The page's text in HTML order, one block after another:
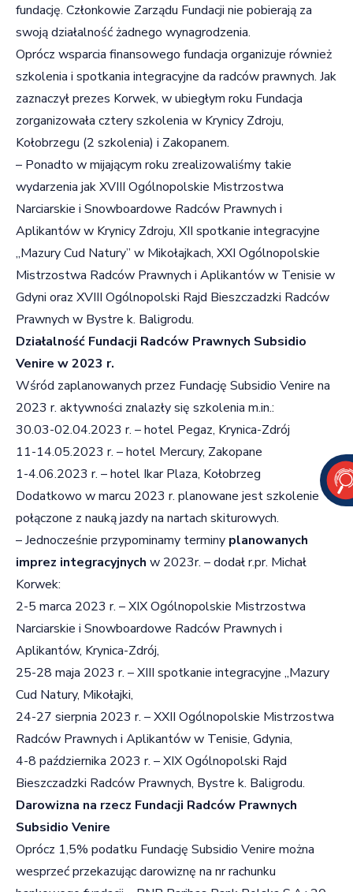
fundację. Członkowie Zarządu Fundacji nie pobierają za
swoją działalność żadnego wynagrodzenia.
Oprócz wsparcia finansowego fundacja organizuje również
szkolenia i spotkania integracyjne da radców prawnych. Jak
zaznaczył prezes Korwek, w ubiegłym roku Fundacja
zorganizowała cztery szkolenia w Krynicy Zdroju,
Kołobrzegu (2 szkolenia) i Zakopanem.
– Ponadto w mijającym roku zrealizowaliśmy takie
wydarzenia jak XVIII Ogólnopolskie Mistrzostwa
Narciarskie i Snowboardowe Radców Prawnych i
Aplikantów w Krynicy Zdroju, XII spotkanie integracyjne
„Mazury Cud Natury” w Mikołajkach, XXI Ogólnopolskie
Mistrzostwa Radców Prawnych i Aplikantów w Tenisie w
Gdyni oraz XVIII Ogólnopolski Rajd Bieszczadzki Radców
Prawnych w Bystre k. Baligrodu.
Działalność Fundacji Radców Prawnych Subsidio
Venire w 2023 r.
Wśród zaplanowanych przez Fundację Subsidio Venire na
2023 r. aktywności znalazły się szkolenia m.in.:
30.03-02.04.2023 r. – hotel Pegaz, Krynica-Zdrój
11-14.05.2023 r. – hotel Mercury, Zakopane
1-4.06.2023 r. – hotel Ikar Plaza, Kołobrzeg
Dodatkowo w marcu 2023 r. planowane jest szkolenie
połączone z nauką jazdy na nartach skiturowych.
– Jednocześnie przypominamy terminy planowanych
imprez integracyjnych w 2023r. – dodał r.pr. Michał
Korwek:
2-5 marca 2023 r. – XIX Ogólnopolskie Mistrzostwa
Narciarskie i Snowboardowe Radców Prawnych i
Aplikantów, Krynica-Zdrój,
25-28 maja 2023 r. – XIII spotkanie integracyjne „Mazury
Cud Natury, Mikołajki,
24-27 sierpnia 2023 r. – XXII Ogólnopolskie Mistrzostwa
Radców Prawnych i Aplikantów w Tenisie, Gdynia,
4-8 października 2023 r. – XIX Ogólnopolski Rajd
Bieszczadzki Radców Prawnych, Bystre k. Baligrodu.
Darowizna na rzecz Fundacji Radców Prawnych
Subsidio Venire
Oprócz 1,5% podatku Fundację Subsidio Venire można
wesprzeć przekazując darowiznę na nr rachunku